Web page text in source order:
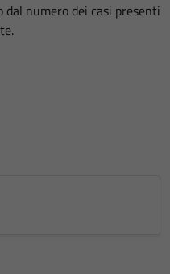
numero dei casi presenti